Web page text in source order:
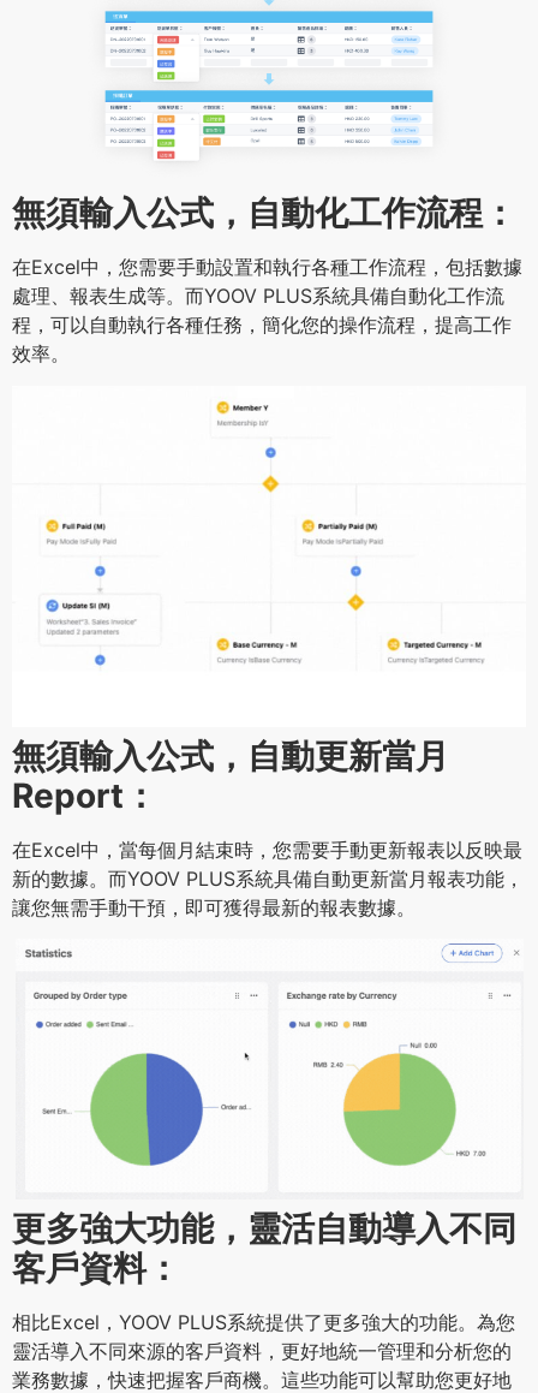
無須輸入公式，自動化工作流程：
在Excel中，您需要手動設置和執行各種工作流程，包括數據
處理、報表生成等。而YOOV PLUS系統具備自動化工作流
程，可以自動執行各種任務，簡化您的操作流程，提高工作
效率。
無須輸入公式，自動更新當月
Report：
在Excel中，當每個月結束時，您需要手動更新報表以反映最
新的數據。而YOOV PLUS系統具備自動更新當月報表功能，
讓您無需手動干預，即可獲得最新的報表數據。
更多強大功能，靈活自動導入不同
客戶資料：
相比Excel，YOOV PLUS系統提供了更多強大的功能。為您
靈活導入不同來源的客戶資料，更好地統一管理和分析您的
業務數據，快速把握客戶商機。這些功能可以幫助您更好地